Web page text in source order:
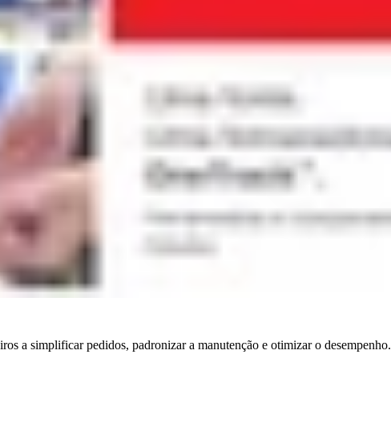
a simplificar pedidos, padronizar a manutenção e otimizar o desempenho.